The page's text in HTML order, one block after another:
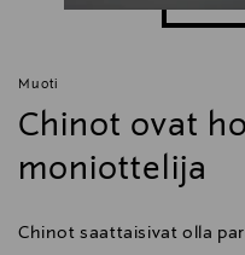
Muoti
Chinot ovat
moniottelija
Chinot saattaisivat olla